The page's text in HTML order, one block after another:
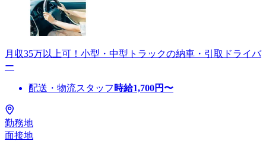
月収35万以上可！小型・中型トラックの納車・引取ドライバ
ー
配送・物流スタッフ 時給1,700円〜
勤務地
面接地